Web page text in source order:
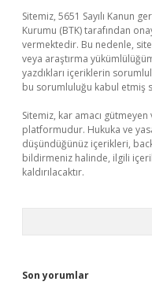
Sitemiz, 5651 Sayılı Kanun
Kurumu (BTK) tarafından
vermektedir. Bu nedenle,
veya araştırma
yazdıkları içeriklerin
bu sorumluluğu kabul etmiş
Sitemiz, kar amacı
platformudur. Hukuka ve
düşündüğünüz içerikleri,
bildirmeniz halinde, ilgili
kaldırılacaktır.
Son yorumlar